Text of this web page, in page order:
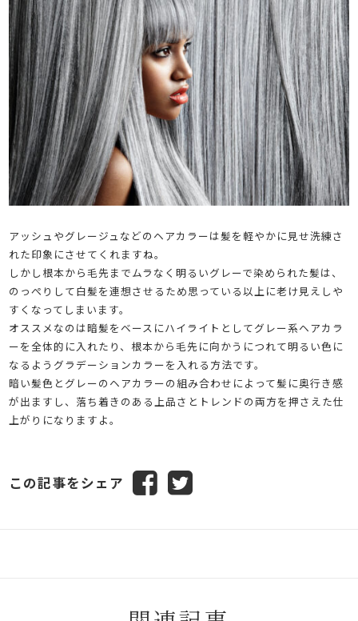
アッシュやグレージュなどのヘアカラーは髪を軽やかに見せ洗練さ
れた印象にさせてくれますね。
しかし根本から毛先までムラなく明るいグレーで染められた髪は、
のっぺりして白髪を連想させるため思っている以上に老け見えしや
すくなってしまいます。
オススメなのは暗髪をベースにハイライトとしてグレー系ヘアカラ
ーを全体的に入れたり、根本から毛先に向かうにつれて明るい色に
なるようグラデーションカラーを入れる方法です。
暗い髪色とグレーのヘアカラーの組み合わせによって髪に奥行き感
が出ますし、落ち着きのある上品さとトレンドの両方を押さえた仕
上がりになりますよ。
この記事をシェア